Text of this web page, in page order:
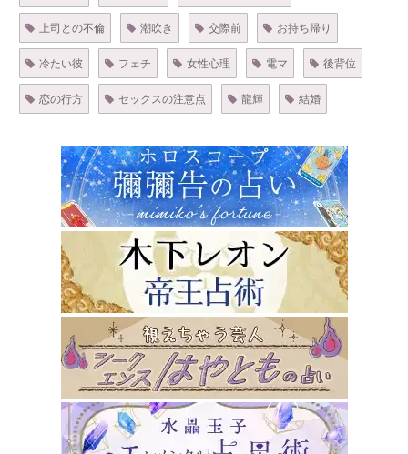
上司との不倫 潮吹き 交際前 お持ち帰り
冷たい彼 フェチ 女性心理 電マ 後背位
恋の行方 セックスの注意点 龍輝 結婚